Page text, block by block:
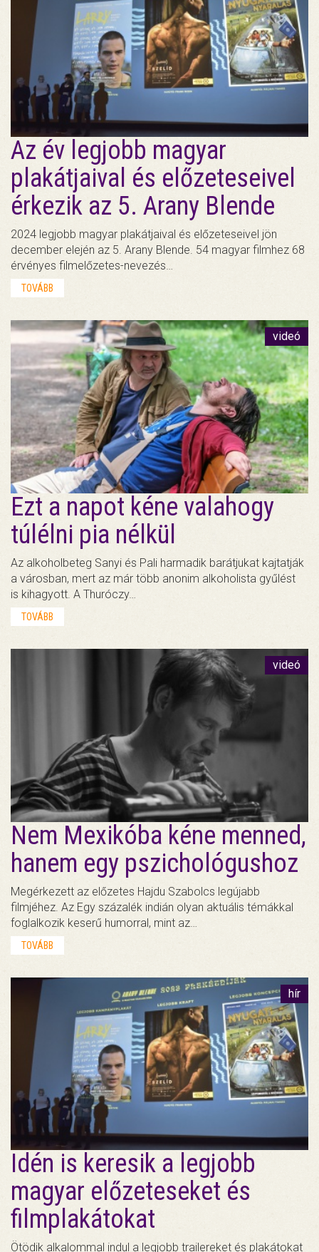
Az év legjobb magyar
plakátjaival és előzeteseivel
érkezik az 5. Arany Blende
2024 legjobb magyar plakátjaival és előzeteseivel jön
december elején az 5. Arany Blende. 54 magyar filmhez 68
érvényes filmelőzetes-nevezés…
TOVÁBB
videó
Ezt a napot kéne valahogy
túlélni pia nélkül
Az alkoholbeteg Sanyi és Pali harmadik barátjukat kajtatják
a városban, mert az már több anonim alkoholista gyűlést
is kihagyott. A Thuróczy…
TOVÁBB
videó
Nem Mexikóba kéne menned,
hanem egy pszichológushoz
Megérkezett az előzetes Hajdu Szabolcs legújabb
filmjéhez. Az Egy százalék indián olyan aktuális témákkal
foglalkozik keserű humorral, mint az…
TOVÁBB
hír
Idén is keresik a legjobb
magyar előzeteseket és
filmplakátokat
Ötödik alkalommal indul a legjobb trailereket és plakátokat